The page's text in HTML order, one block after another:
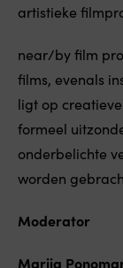
artistieke
near/by film
films, evenals
ligt op
formeel
onderbelichte
worden
Moderator
Mariia